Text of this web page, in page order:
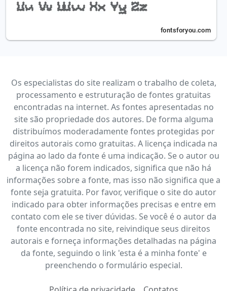
Os especialistas do site realizam o trabalho de coleta,
processamento e estruturação de fontes gratuitas
encontradas na internet. As fontes apresentadas no
site são propriedade dos autores. De forma alguma
distribuímos moderadamente fontes protegidas por
direitos autorais como gratuitas. A licença indicada na
página ao lado da fonte é uma indicação. Se o autor ou
a licença não forem indicados, significa que não há
informações sobre a fonte, mas isso não significa que a
fonte seja gratuita. Por favor, verifique o site do autor
indicado para obter informações precisas e entre em
contato com ele se tiver dúvidas. Se você é o autor da
fonte encontrada no site, reivindique seus direitos
autorais e forneça informações detalhadas na página
da fonte, seguindo o link 'esta é a minha fonte' e
preenchendo o formulário especial.